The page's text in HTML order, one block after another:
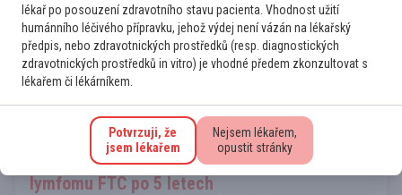
Další případy
Lymfomy a CLL
Relaps PTCL jako folikulárního T-buněčného
lymfomu FTC po 5 letech
lékař po posouzení zdravotního stavu pacienta. Vhodnost užití
humánního léčivého přípravku, jehož výdej není vázán na lékařský
předpis, nebo zdravotnických prostředků (resp. diagnostických
zdravotnických prostředků in vitro) je vhodné předem zkonzultovat s
lékařem či lékárníkem.
Potvrzuji, že
jsem lékařem
Nejsem lékařem,
opustit stránky